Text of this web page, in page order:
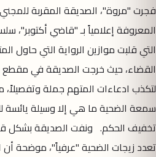
فجرت "مروة"، الصديقة المقربة
المعروفة إعلامياً بـ "قاضي أكتوبر"،
التي قلبت موازين الرواية التي حاول
القضاء، حيث خرجت الصديقة في
لتكذب ادعاءات المتهم جملة
سمعة الضحية ما هي إلا وسيلة يائسة
تخفيف الحكم. ونفت الصديقة بشكل
تعدد زيجات الضحية "عرفياً"، موضحة أن